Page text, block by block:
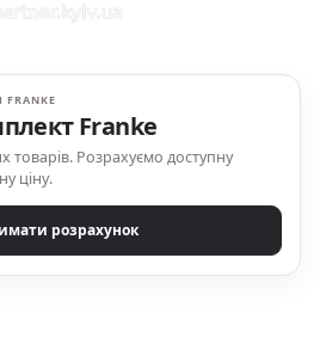
Franke
товарів. Розрахуємо доступну
ціну.
розрахунок